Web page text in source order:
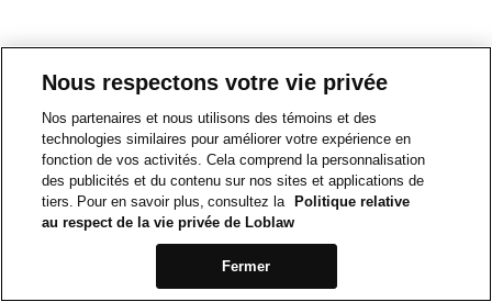
Nous respectons votre vie privée
Nos partenaires et nous utilisons des témoins et des
technologies similaires pour améliorer votre expérience en
fonction de vos activités. Cela comprend la personnalisation
des publicités et du contenu sur nos sites et applications de
tiers. Pour en savoir plus, consultez la
Politique relative
au respect de la vie privée de Loblaw
Fermer